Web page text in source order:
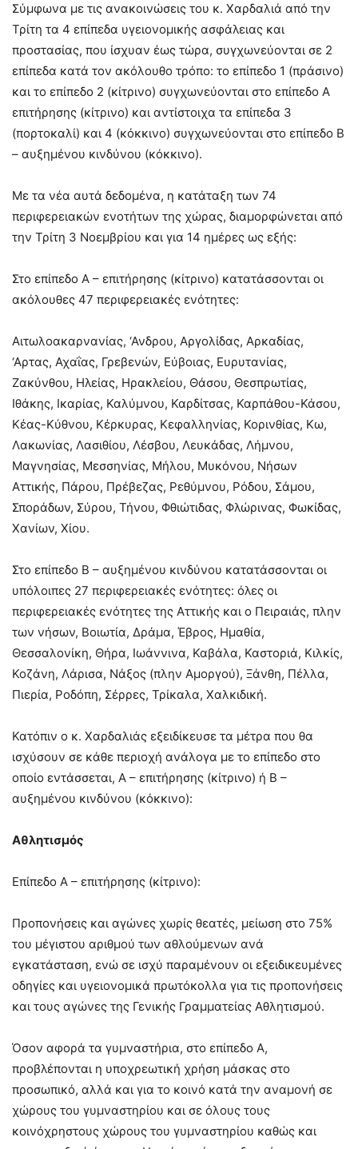
Σύμφωνα με τις ανακοινώσεις του κ. Χαρδαλιά από την
Τρίτη τα 4 επίπεδα υγειονομικής ασφάλειας και
προστασίας, που ίσχυαν έως τώρα, συγχωνεύονται σε 2
επίπεδα κατά τον ακόλουθο τρόπο: το επίπεδο 1 (πράσινο)
και το επίπεδο 2 (κίτρινο) συγχωνεύονται στο επίπεδο Α
επιτήρησης (κίτρινο) και αντίστοιχα τα επίπεδα 3
(πορτοκαλί) και 4 (κόκκινο) συγχωνεύονται στο επίπεδο Β
– αυξημένου κινδύνου (κόκκινο).
Με τα νέα αυτά δεδομένα, η κατάταξη των 74
περιφερειακών ενοτήτων της χώρας, διαμορφώνεται από
την Τρίτη 3 Νοεμβρίου και για 14 ημέρες ως εξής:
Στο επίπεδο Α – επιτήρησης (κίτρινο) κατατάσσονται οι
ακόλουθες 47 περιφερειακές ενότητες:
Αιτωλοακαρνανίας, ‘Ανδρου, Αργολίδας, Αρκαδίας,
‘Αρτας, Αχαΐας, Γρεβενών, Εύβοιας, Ευρυτανίας,
Ζακύνθου, Ηλείας, Ηρακλείου, Θάσου, Θεσπρωτίας,
Ιθάκης, Ικαρίας, Καλύμνου, Καρδίτσας, Καρπάθου-Κάσου,
Κέας-Κύθνου, Κέρκυρας, Κεφαλληνίας, Κορινθίας, Κω,
Λακωνίας, Λασιθίου, Λέσβου, Λευκάδας, Λήμνου,
Μαγνησίας, Μεσσηνίας, Μήλου, Μυκόνου, Νήσων
Αττικής, Πάρου, Πρέβεζας, Ρεθύμνου, Ρόδου, Σάμου,
Σποράδων, Σύρου, Τήνου, Φθιώτιδας, Φλώρινας, Φωκίδας,
Χανίων, Χίου.
Στο επίπεδο Β – αυξημένου κινδύνου κατατάσσονται οι
υπόλοιπες 27 περιφερειακές ενότητες: όλες οι
περιφερειακές ενότητες της Αττικής και ο Πειραιάς, πλην
των νήσων, Βοιωτία, Δράμα, Έβρος, Ημαθία,
Θεσσαλονίκη, Θήρα, Ιωάννινα, Καβάλα, Καστοριά, Κιλκίς,
Κοζάνη, Λάρισα, Νάξος (πλην Αμοργού), Ξάνθη, Πέλλα,
Πιερία, Ροδόπη, Σέρρες, Τρίκαλα, Χαλκιδική.
Κατόπιν ο κ. Χαρδαλιάς εξειδίκευσε τα μέτρα που θα
ισχύσουν σε κάθε περιοχή ανάλογα με το επίπεδο στο
οποίο εντάσσεται, Α – επιτήρησης (κίτρινο) ή Β –
αυξημένου κινδύνου (κόκκινο):
Αθλητισμός
Επίπεδο Α – επιτήρησης (κίτρινο):
Προπονήσεις και αγώνες χωρίς θεατές, μείωση στο 75%
του μέγιστου αριθμού των αθλούμενων ανά
εγκατάσταση, ενώ σε ισχύ παραμένουν οι εξειδικευμένες
οδηγίες και υγειονομικά πρωτόκολλα για τις προπονήσεις
και τους αγώνες της Γενικής Γραμματείας Αθλητισμού.
Όσον αφορά τα γυμναστήρια, στο επίπεδο Α,
προβλέπονται η υποχρεωτική χρήση μάσκας στο
προσωπικό, αλλά και για το κοινό κατά την αναμονή σε
χώρους του γυμναστηρίου και σε όλους τους
κοινόχρηστους χώρους του γυμναστηρίου καθώς και